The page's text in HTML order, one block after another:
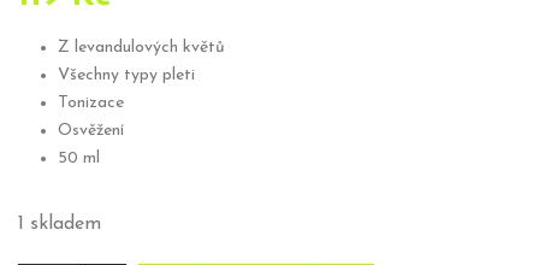
Z levandulových květů
Všechny typy pleti
Tonizace
Osvěžení
50 ml
1 skladem